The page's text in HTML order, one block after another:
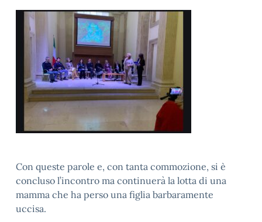
Con queste parole e, con tanta commozione, si è
concluso l’incontro ma continuerà la lotta di una
mamma che ha perso una figlia barbaramente
uccisa.